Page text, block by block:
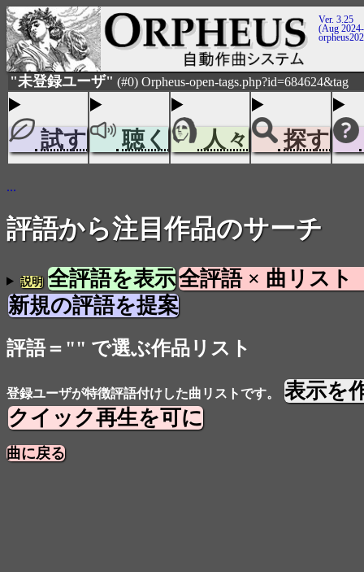
Ver. 3.25
(Aug
"未登録ユーザ" (#0) Orpheus-open-tags.php?id=684624&tag
試す 聴く 人々 探す
...
評語から注目作品のサーチ
説明 全評語を表示全評語 × 曲リスト
新規の評語を提案
評語＝"" で選ぶ作品リスト
登録ユーザが特徴評語付けした曲リストです。
表示を
クイック再生を可に
曲に戻る